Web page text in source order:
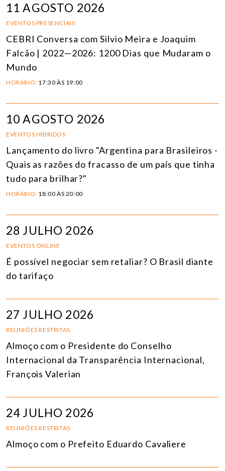
11 AGOSTO 2026
EVENTOS PRESENCIAIS
CEBRI Conversa com Silvio Meira e Joaquim
Falcão | 2022—2026: 1200 Dias que Mudaram o
Mundo
HORÁRIO: 17:30 ÀS 19:00
10 AGOSTO 2026
EVENTOS HÍBRIDOS
Lançamento do livro "Argentina para Brasileiros -
Quais as razões do fracasso de um país que tinha
tudo para brilhar?"
HORÁRIO: 18:00 ÀS 20:00
28 JULHO 2026
EVENTOS ONLINE
É possível negociar sem retaliar? O Brasil diante
do tarifaço
27 JULHO 2026
REUNIÕES RESTRITAS
Almoço com o Presidente do Conselho
Internacional da Transparência Internacional,
François Valerian
24 JULHO 2026
REUNIÕES RESTRITAS
Almoço com o Prefeito Eduardo Cavaliere